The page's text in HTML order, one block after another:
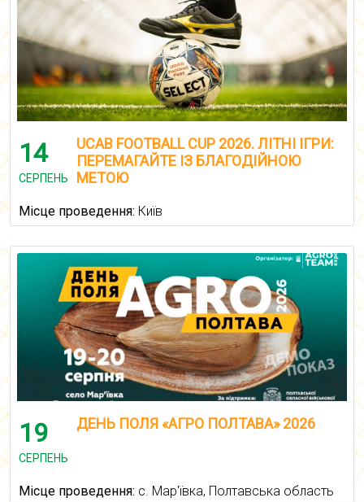
14
СЕРПЕНЬ
UCAB FOOTBALL CUP 2026. ЛІТНІ ІГРИ:
ПЕРЕМАГАЙТЕ ІЗ БЛАГОДІЙНОЮ
МЕТОЮ
Місце проведення: Київ
19
СЕРПЕНЬ
ДЕНЬ ПОЛЯ «АГРО ПОЛТАВА» 2026
Місце проведення: с. Мар'ївка, Полтавська область